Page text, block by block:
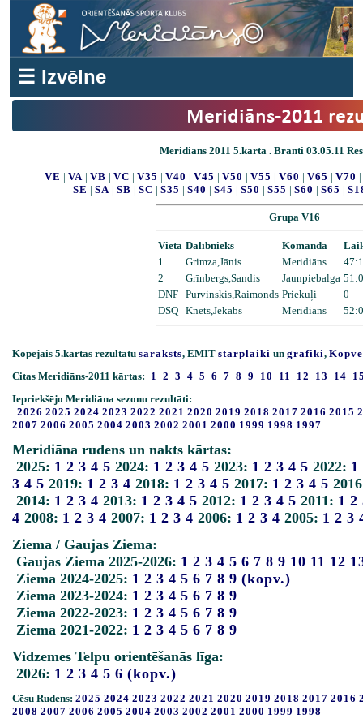
☰ Izvēlne
Meridiāns-2011
Meridiāns 2011 5.kārta . Branti 03.05.11
VE | VA | VB | VC | V35 | V40 | V45 | V50 | V55 | V60 | V65 | V70 |
SE | SA| SB | SC | S35 | S40 | S45 | S50 | S55 | S60 | S65 |
Grupa V16
Vieta Dalībnieks Komanda
1
Grimza,Jānis Meridiāns
2
Grīnbergs,Sandis Jaunpiebalga
DNF
Purvinskis,Raimonds Priekuļi
0
DSQ
Knēts,Jēkabs Meridiāns
Kopējais 5.kārtas rezultātu saraksts, EMIT starplaiki un grafiki,
Citas Meridiāns-2011 kārtas: 1 2 3 4 5 6 7 8 9 10 11 12 13 14
Iepriekšējo Meridiāna sezonu rezultāti:
2026 2025 2024 2023 2022 2021 2020 2019 2018 2017 2016 2015
2007 2006 2005 2004 2003 2002 2001 2000 1999 1998 1997
Meridiāna rudens un nakts kārtas:
2025: 1 2 3 4 5 2024: 1 2 3 4 5 2023: 1 2 3 4 5 2022: 1
3 4 5 2019: 1 2 3 4 2018: 1 2 3 4 5 2017: 1 2 3 4 5
2014: 1 2 3 4 2013: 1 2 3 4 5 2012: 1 2 3 4 5 2011: 1 2
4 2008: 1 2 3 4 2007: 1 2 3 4 2006: 1 2 3 4 2005: 1 2 3
Ziema / Gaujas Ziema:
Gaujas Ziema 2025-2026: 1 2 3 4 5 6 7 8 9 10 11 12
Ziema 2024-2025: 1 2 3 4 5 6 7 8 9 (kopv.)
Ziema 2023-2024: 1 2 3 4 5 6 7 8 9
Ziema 2022-2023: 1 2 3 4 5 6 7 8 9
Ziema 2021-2022: 1 2 3 4 5 6 7 8 9
Vidzemes Telpu orientēšanās līga:
2026: 1 2 3 4 5 6 (kopv.)
Cēsu Rudens: 2025 2024 2023 2022 2021 2020 2019 2018 2017 2016
2008 2007 2006 2005 2004 2003 2002 2001 2000 1999 1998